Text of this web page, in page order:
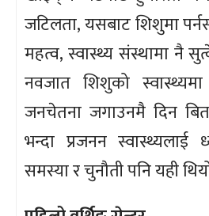
जटिलता, यसबाट शिशुमा
महत्व, स्वास्थ्य संस्थामा नै
नवजात शिशुको
जनचेतना जगाउनमै दिन
भन्दा प्रजनन स्वास्थ्यलाई
समस्या र चुनौती पनि यही